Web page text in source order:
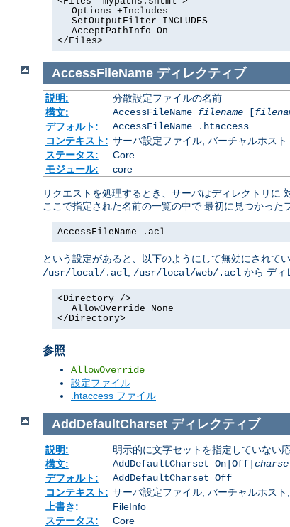
Options +Includes
SetOutputFilter INCLUDES
AcceptPathInfo On
</Files>
AccessFileName ディレクティブ
説明:
分散設定ファイルの名前
構文:
AccessFileName filename[
デフォルト:
AccessFileName .htaccess
コンテキスト: サーバ設定ファイル, バーチャルホスト
ステータス:
Core
モジュール:
core
リクエストを処理するとき、サーバはディレクトリに
ここで指定された名前の一覧の中で 最初に見つかっ
AccessFileName .acl
という設定があると、以下のようにして無効にされて
/usr/local/.acl, /usr/local/web/.acl から ディ
<Directory />
AllowOverride None
</Directory>
参照
AllowOverride
設定ファイル
.htaccess ファイル
AddDefaultCharset ディレクティブ
説明:
明示的に文字セットを指定していない
構文:
AddDefaultCharset On|Off|
デフォルト:
AddDefaultCharset Off
コンテキスト: サーバ設定ファイル, バーチャルホス
上書き:
FileInfo
ステータス:
Core